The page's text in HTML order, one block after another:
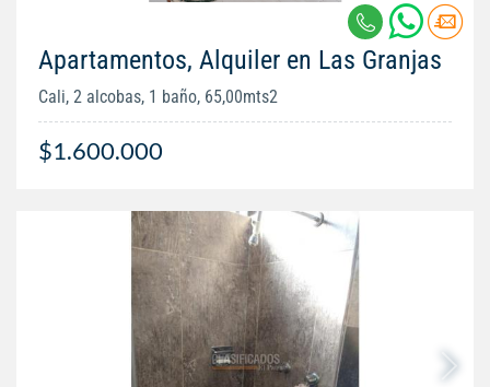
Apartamentos, Alquiler en Las Granjas
Cali, 2 alcobas, 1 baño, 65,00mts2
$1.600.000